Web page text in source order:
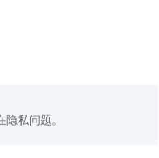
私问题。